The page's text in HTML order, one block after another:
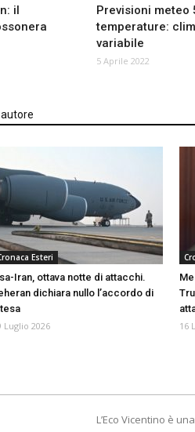
il
Previsioni meteo
temperature:
variabile
5 Aprile 2022
Esteri
Iran, ottava notte di attacchi.
dichiara nullo l’accordo di
Luglio 2026
16
L’Eco Vicentino è